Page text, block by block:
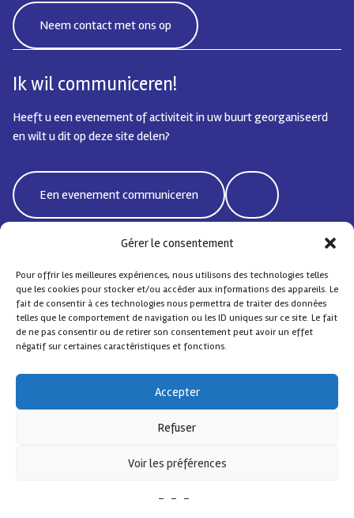
Gérer le consentement
Pour offrir les meilleures expériences, nous utilisons des technologies telles
que les cookies pour stocker et/ou accéder aux informations des appareils. Le
fait de consentir à ces technologies nous permettra de traiter des données
telles que le comportement de navigation ou les ID uniques sur ce site. Le fait
de ne pas consentir ou de retirer son consentement peut avoir un effet
négatif sur certaines caractéristiques et fonctions.
Accepter
Refuser
Voir les préférences
Neem contact met ons op
Ik wil communiceren!
Heeft u een evenement of activiteit in uw buurt georganiseerd
en wilt u dit op deze site delen?
Een evenement communiceren
Bd Emile Jacqmain 95 | 1000 Brussel - België
coordisocialebxlnord@protonmail.com
Sociale Coördinatie Noord